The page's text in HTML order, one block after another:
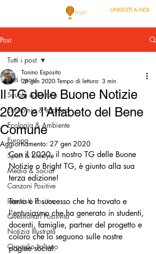
UNISCITI A NOI
Post
Tutti i post
Scuola & Cultura
Economia & Impresa
Ecologia & Ambiente
Europa
Sport & Lifestyle
Media & Social
Canzoni Positive
Interviste Positive
Questionari Positività
Notizia Illustrata
Orgoglio Italiano
Tutti i post
Il TG delle Buone Notizie
2020 e l'Alfabeto del Bene
Comune
Tonino Esposito
26 gen 2020 Tempo di lettura: 3 min
Aggiornamento: 27 gen 2020
Con il 2020, il nostro TG delle Buone
Notizie o Bright TG, è giunto alla sua
terza edizione!
Tanto è il successo che ha trovato e
l'entusiasmo che ha generato in studenti,
docenti, famiglie, partner del progetto e
coloro che lo seguono sulle nostre
pagine social.